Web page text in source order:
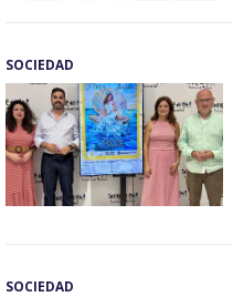
SOCIEDAD
SOCIEDAD